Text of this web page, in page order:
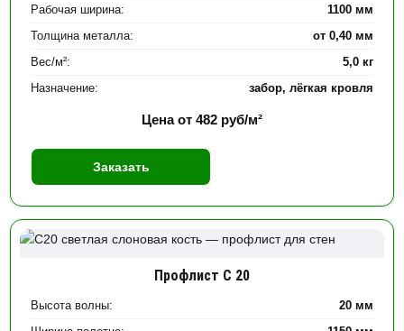
Рабочая ширина:
1100 мм
Толщина металла:
от 0,40 мм
Вес/м²:
5,0 кг
Назначение:
забор, лёгкая кровля
Цена от 482 руб/м²
Заказать
Профлист С 20
Высота волны:
20 мм